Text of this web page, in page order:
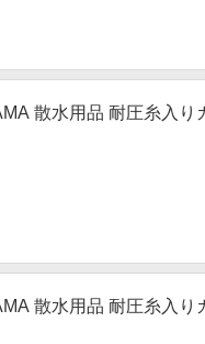
散水用品 耐圧糸入
散水用品 耐圧糸入り